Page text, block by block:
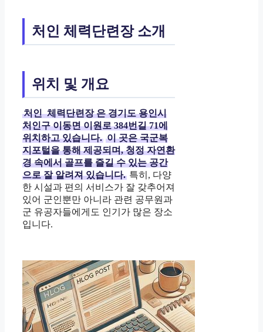
처인 체력단련장 소개
위치 및 개요
처인 체력단련장 은 경기도 용인시
처인구 이동면 이원로 384번길 71에
위치하고 있습니다. 이 곳은 국군복
지포털을 통해 제공되며, 청정 자연환
경 속에서 골프를 즐길 수 있는 공간
으로 잘 알려져 있습니다. 특히, 다양
한 시설과 편의 서비스가 잘 갖추어져
있어 군인뿐만 아니라 관련 공무원과
군 유공자들에게도 인기가 많은 장소
입니다.